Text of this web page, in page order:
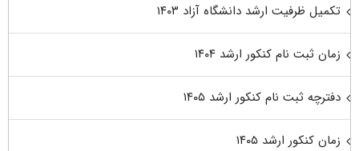
تکمیل ظرفیت ارشد دانشگاه آزاد ۱۴۰۳
زمان ثبت نام کنکور ارشد ۱۴۰۴
دفترچه ثبت نام کنکور ارشد ۱۴۰۵
زمان کنکور ارشد ۱۴۰۵